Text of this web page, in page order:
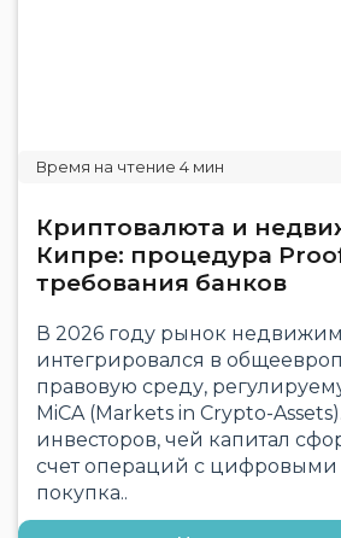
Криптовалюта и
Кипре: процедура
требования банков
В 2026 году рынок
интегрировался в
правовую среду,
MiCA (Markets in Crypto-
инвесторов, чей капитал
счет операций с цифровыми
покупка..